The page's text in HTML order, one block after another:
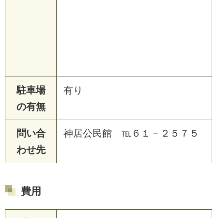
駐車場
の有無
有り
問い合
わせ先
神居公民館 ℡６１－２５７５
費用